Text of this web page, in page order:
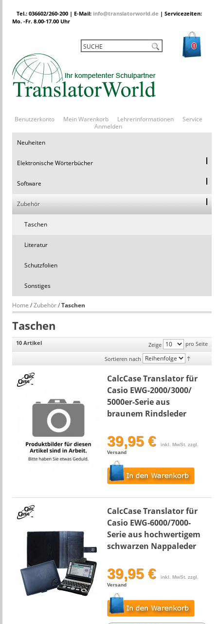
Tel.: 036602/260-200 | E-Mail: info@translatorworld.de | Servicezeiten:
Mo. -Fr. 8.00-17.00 Uhr
0
Benutzerkonto Mein Warenkorb Lehrerinformationen
Service
Anmelden
Neuheiten
Elektronische Wörterbücher
Software
Zubehör
Taschen
Literatur
Schutzfolien
Sonstiges
Home /Zubehör/Taschen
Taschen
10 Artikel Zeige pro Seite
Sortieren nach
CalcCase Translator für
Casio EWG-2000/3000/
5000er-Serie aus
braunem Rindsleder
39,95 €
inkl. MwSt. zzgl.
Versand
CalcCase Translator für
Casio EWG-6000/7000-
Serie aus hochwertigem
schwarzen Nappaleder
39,95 €
inkl. MwSt. zzgl.
Versand